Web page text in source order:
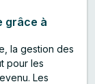
grâce à
la gestion des
pour les
Les